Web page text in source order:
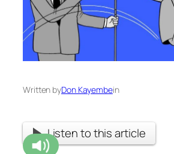
Written byDon Kayembein
Listen to this article